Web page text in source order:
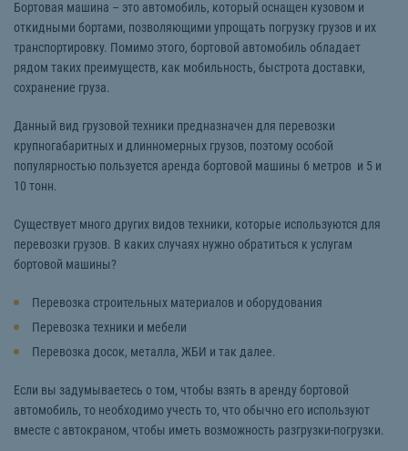
Бортовая машина – это автомобиль, который оснащен кузовом и
откидными бортами, позволяющими упрощать погрузку грузов и их
транспортировку. Помимо этого, бортовой автомобиль обладает
рядом таких преимуществ, как мобильность, быстрота доставки,
сохранение груза.
Данный вид грузовой техники предназначен для перевозки
крупногабаритных и длинномерных грузов, поэтому особой
популярностью пользуется аренда бортовой машины 6 метров и 5 и
10 тонн.
Существует много других видов техники, которые используются для
перевозки грузов. В каких случаях нужно обратиться к услугам
бортовой машины?
Перевозка строительных материалов и оборудования
Перевозка техники и мебели
Перевозка досок, металла, ЖБИ и так далее.
Если вы задумываетесь о том, чтобы взять в аренду бортовой
автомобиль, то необходимо учесть то, что обычно его используют
вместе с автокраном, чтобы иметь возможность разгрузки-погрузки.